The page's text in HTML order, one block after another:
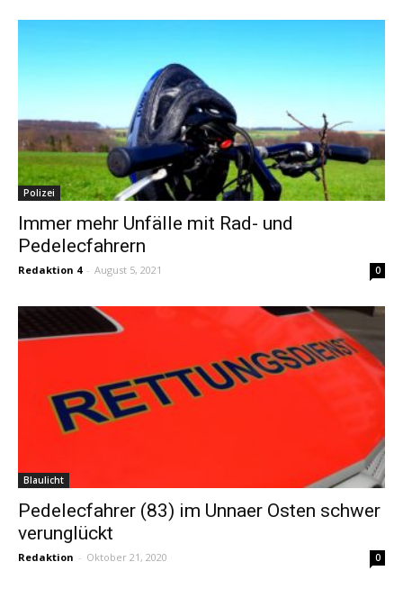
Polizei
Immer mehr Unfälle mit Rad- und
Pedelecfahrern
Redaktion 4 - August 5, 2021 0
Blaulicht
Pedelecfahrer (83) im Unnaer Osten schwer
verunglückt
Redaktion - Oktober 21, 2020 0